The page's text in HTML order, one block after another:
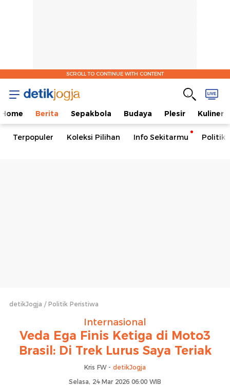
SCROLL TO CONTINUE WITH CONTENT
Home Berita Sepakbola Budaya Plesir Kuliner
Terpopuler Koleksi Pilihan Info Sekitarmu Politik
detikJogja Politik Peristiwa
Internasional
Veda Ega Finis Ketiga di Moto3
Brasil: Di Trek Lurus Saya Teriak
Kris FW - detikJogja
Selasa, 24 Mar 2026 06:00 WIB